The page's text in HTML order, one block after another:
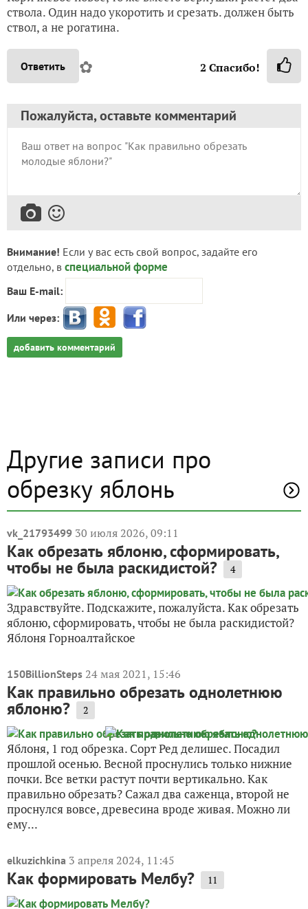
ствола. Один надо укоротить и срезать. должен быть
ствол, а не рогатина.
Ответить ✿ 2 Спасибо!
Пожалуйста, оставьте комментарий
Внимание! Если у вас есть свой вопрос, задайте его
отдельно, в специальной форме
Ваш E-mail:
Или через:
добавить комментарий
Другие записи про
обрезку яблонь
vk_21793499 30 июля 2026, 09:11
Как обрезать яблоню, сформировать,
чтобы не была раскидистой? 4
Здравствуйте. Подскажите, пожалуйста. Как обрезать
яблоню, сформировать, чтобы не была раскидистой?
Яблоня Горноалтайское
150BillionSteps 24 мая 2021, 15:46
Как правильно обрезать однолетнюю
яблоню? 2
Яблоня, 1 год обрезка. Сорт Ред делишес. Посадил
прошлой осенью. Весной проснулись только нижние
почки. Все ветки растут почти вертикально. Как
правильно обрезать? Сажал два саженца, второй не
проснулся вовсе, древесина вроде живая. Можно ли
ему...
elkuzichkina 3 апреля 2024, 11:45
Как формировать Мелбу? 11